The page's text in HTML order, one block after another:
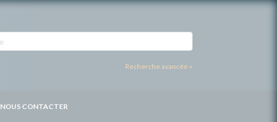
Recherche avancée »
NOUS CONTACTER